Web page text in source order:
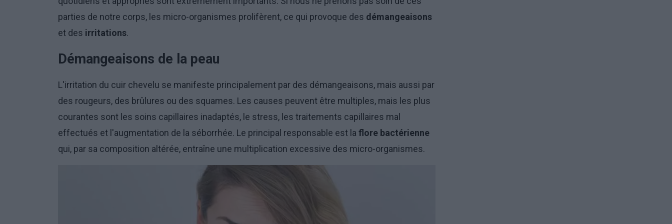
parties de notre corps, les micro-organismes prolifèrent, ce qui provoque des démangeaisons
et des irritations.
Démangeaisons de la peau
L'irritation du cuir chevelu se manifeste principalement par des démangeaisons, mais aussi par
des rougeurs, des brûlures ou des squames. Les causes peuvent être multiples, mais les plus
courantes sont les soins capillaires inadaptés, le stress, les traitements capillaires mal
effectués et l'augmentation de la séborrhée. Le principal responsable est la flore bactérienne
qui, par sa composition altérée, entraîne une multiplication excessive des micro-organismes.